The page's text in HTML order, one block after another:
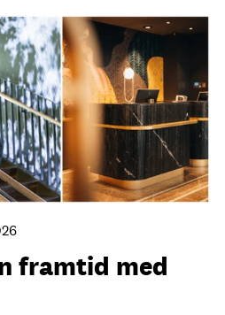
framtid med